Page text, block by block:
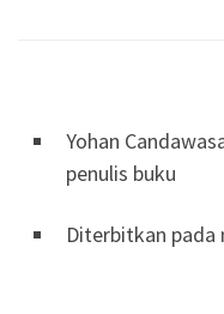
Yohan
penulis buku
Diterbitkan pada